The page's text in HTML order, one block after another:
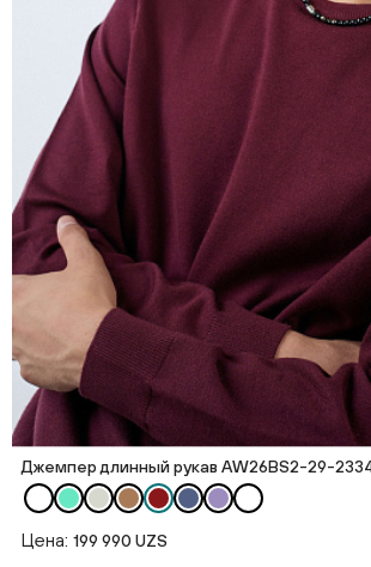
Джемпер длинный рукав AW26BS2-29-
Цена: 199 990 UZS